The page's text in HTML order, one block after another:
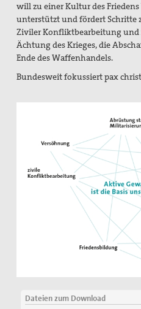
will zu einer Kultur des
unterstützt und fördert
Ziviler Konfliktbearbeitung und
Ächtung des Krieges, die
Ende des Waffenhandels.
Bundesweit fokussiert pax
Dateien zum Download